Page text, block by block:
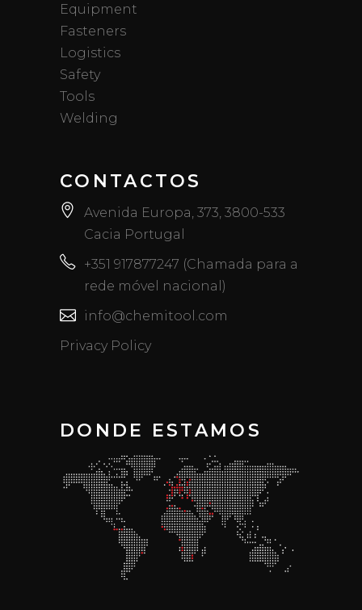
Equipment
Fasteners
Logistics
Safety
Tools
Welding
CONTACTOS
Avenida Europa, 373, 3800-533
Cacia Portugal
+351 917877247 (Chamada para a
rede móvel nacional)
info@chemitool.com
Privacy Policy
DONDE ESTAMOS